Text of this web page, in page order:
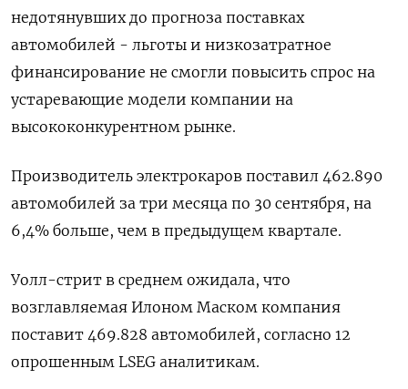
недотянувших до прогноза поставках
автомобилей - льготы и низкозатратное
финансирование не смогли повысить спрос на
устаревающие модели компании на
высококонкурентном рынке.
Производитель электрокаров поставил 462.890
автомобилей за три месяца по 30 сентября, на
6,4% больше, чем в предыдущем квартале.
Уолл-стрит в среднем ожидала, что
возглавляемая Илоном Маском компания
поставит 469.828 автомобилей, согласно 12
опрошенным LSEG аналитикам.